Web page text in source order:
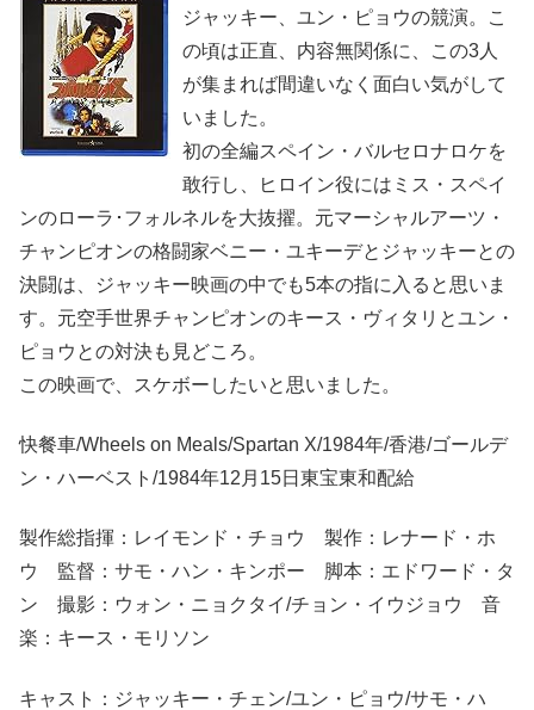
ジャッキー、ユン・ピョウの競演。こ
の頃は正直、内容無関係に、この3人
が集まれば間違いなく面白い気がして
いました。
初の全編スペイン・バルセロナロケを
敢行し、ヒロイン役にはミス・スペイ
ンのローラ･フォルネルを大抜擢。元マーシャルアーツ・
チャンピオンの格闘家ベニー・ユキーデとジャッキーとの
決闘は、ジャッキー映画の中でも5本の指に入ると思いま
す。元空手世界チャンピオンのキース・ヴィタリとユン・
ピョウとの対決も見どころ。
この映画で、スケボーしたいと思いました。
快餐車/Wheels on Meals/Spartan X/1984年/香港/ゴールデ
ン・ハーベスト/1984年12月15日東宝東和配給
製作総指揮：レイモンド・チョウ 製作：レナード・ホ
ウ 監督：サモ・ハン・キンポー 脚本：エドワード・タ
ン 撮影：ウォン・ニョクタイ/チョン・イウジョウ 音
楽：キース・モリソン
キャスト：ジャッキー・チェン/ユン・ピョウ/サモ・ハ